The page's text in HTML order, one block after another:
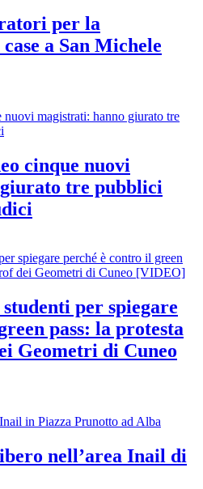
per la
a San Michele
cinque nuovi
tre pubblici
per spiegare
pass: la protesta
Geometri di Cuneo
nell’area Inail di